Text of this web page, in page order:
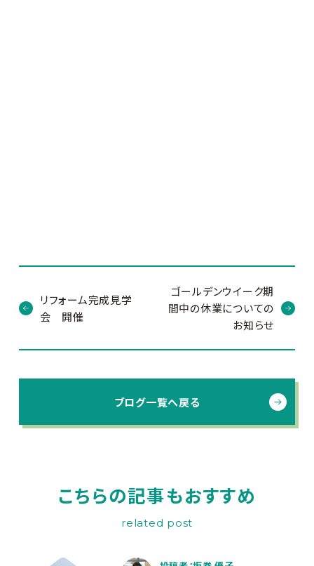
リフォーム完成見学
会 開催
ゴールデンウイーク期
間中の休業についての
お知らせ
ブログ一覧へ戻る
こちらの記事もおすすめ
related post